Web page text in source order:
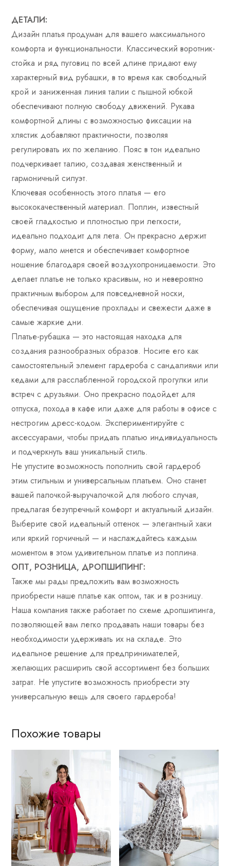
ДЕТАЛИ:
Дизайн платья продуман для вашего максимального
комфорта и функциональности. Классический воротник-
стойка и ряд пуговиц по всей длине придают ему
характерный вид рубашки, в то время как свободный
крой и заниженная линия талии с пышной юбкой
обеспечивают полную свободу движений. Рукава
комфортной длины с возможностью фиксации на
хлястик добавляют практичности, позволяя
регулировать их по желанию. Пояс в тон идеально
подчеркивает талию, создавая женственный и
гармоничный силуэт.
Ключевая особенность этого платья — его
высококачественный материал. Поплин, известный
своей гладкостью и плотностью при легкости,
идеально подходит для лета. Он прекрасно держит
форму, мало мнется и обеспечивает комфортное
ношение благодаря своей воздухопроницаемости. Это
делает платье не только красивым, но и невероятно
практичным выбором для повседневной носки,
обеспечивая ощущение прохлады и свежести даже в
самые жаркие дни.
Платье-рубашка — это настоящая находка для
создания разнообразных образов. Носите его как
самостоятельный элемент гардероба с сандалиями или
кедами для расслабленной городской прогулки или
встреч с друзьями. Оно прекрасно подойдет для
отпуска, похода в кафе или даже для работы в офисе с
нестрогим дресс-кодом. Экспериментируйте с
аксессуарами, чтобы придать платью индивидуальность
и подчеркнуть ваш уникальный стиль.
Не упустите возможность пополнить свой гардероб
этим стильным и универсальным платьем. Оно станет
вашей палочкой-выручалочкой для любого случая,
предлагая безупречный комфорт и актуальный дизайн.
Выберите свой идеальный оттенок — элегантный хаки
или яркий горчичный — и наслаждайтесь каждым
моментом в этом удивительном платье из поплина.
ОПТ, РОЗНИЦА, ДРОПШИПИНГ:
Также мы рады предложить вам возможность
приобрести наше платье как оптом, так и в розницу.
Наша компания также работает по схеме дропшипинга,
позволяющей вам легко продавать наши товары без
необходимости удерживать их на складе. Это
идеальное решение для предпринимателей,
желающих расширить свой ассортимент без больших
затрат. Не упустите возможность приобрести эту
универсальную вещь для своего гардероба!
Похожие товары